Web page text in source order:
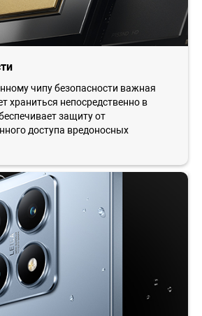
чипу безопасности важная
храниться непосредственно в
защиту от
доступа вредоносных